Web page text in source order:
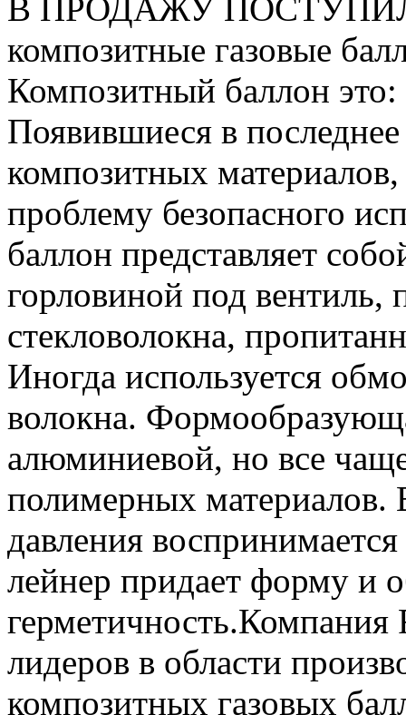
В ПРОДАЖУ
композитные газовые
Композитный баллон это:
Появившиеся в
композитных
проблему безопасного
баллон представляет
горловиной под
стекловолокна,
Иногда используется
волокна.
алюминиевой, но все чаще
полимерных материалов.
давления
лейнер придает форму и
лидеров в области
композитных газовых